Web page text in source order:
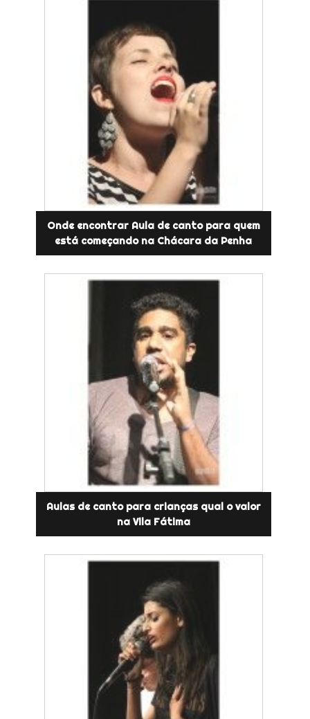
Onde encontrar Aula de canto para quem
está começando na Chácara da Penha
Aulas de canto para crianças qual o valor
na Vila Fátima